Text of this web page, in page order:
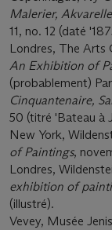
Malerier,
11, no. 12 (daté
Londres, The Arts
An Exhibition of
(probablement)
Cinquantenaire,
50 (titré 'Bateau à
New York,
of Paintings,
Londres,
exhibition of
(illustré).
Vevey, Musée